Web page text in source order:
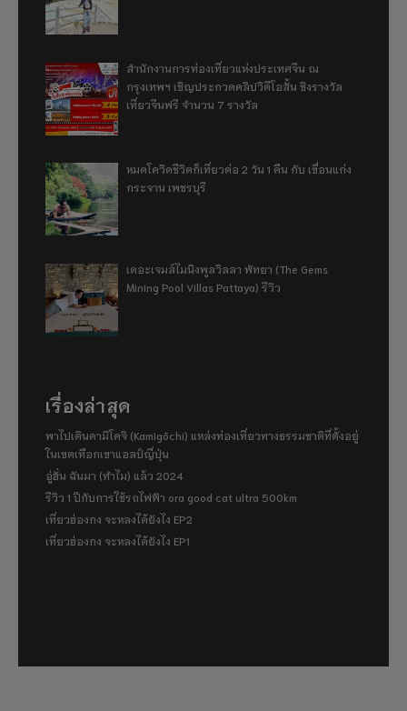
สำนักงานการท่องเที่ยวแห่งประเทศจีน ณ
กรุงเทพฯ เชิญประกวดคลิปวิดีโอสั้น ชิงรางวัล
เที่ยวจีนฟรี จำนวน 7 รางวัล
หมดโควิดชีวิตก็เที่ยวต่อ 2 วัน 1 คืน กับ เขื่อนแก่ง
กระจาน เพชรบุรี
เดอะเจมส์ไมนิงพูลวิลลา พัทยา (The Gems
Mining Pool Villas Pattaya) รีวิว
เรื่องล่าสุด
พาไปเดินคามิโคจิ (Kamigōchi) แหล่งท่องเที่ยวทางธรรมชาติที่ตั้งอยู่
ในเขตเทือกเขาแอลป์ญี่ปุ่น
อู่ฮั่น ฉันมา (ทำไม) แล้ว 2024
รีวิว 1 ปีกับการใช้รถไฟฟ้า ora good cat ultra 500km
เที่ยวฮ่องกง จะหลงได้ยังไง EP2
เที่ยวฮ่องกง จะหลงได้ยังไง EP1